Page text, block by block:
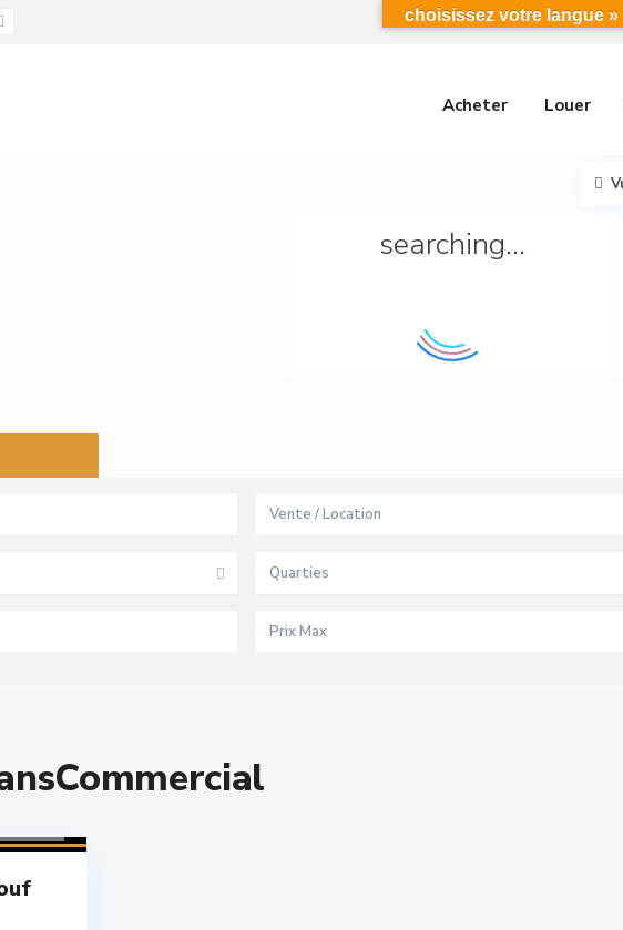
Acheter Louer
searching...
Vente / Location
Quarties
choisissez votre langue »